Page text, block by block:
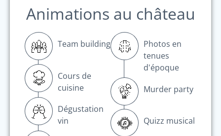
Animations au château
Team building
Cours de
cuisine
Dégustation
vin
Photos en
tenues
d'époque
Murder party
Quizz musical